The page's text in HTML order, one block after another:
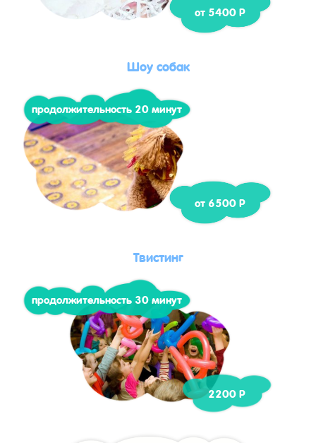
от 5400 Р
Шоу собак
продолжительность 20 минут
от 6500 Р
Твистинг
продолжительность 30 минут
2200 Р